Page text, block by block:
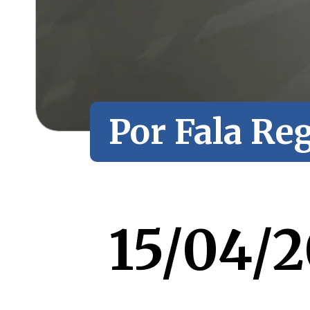
Por Fala
Por Fala
15/04/